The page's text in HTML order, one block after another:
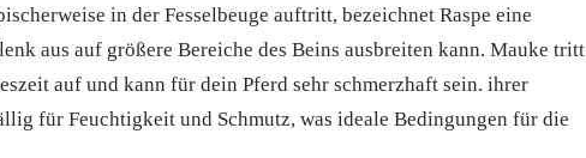
in der Fesselbeuge auftritt, bezeichnet Raspe eine
aus auf größere Bereiche des Beins ausbreiten kann. Mauke tritt
auf und kann für dein Pferd sehr schmerzhaft sein. ihrer
für Feuchtigkeit und Schmutz, was ideale Bedingungen für die